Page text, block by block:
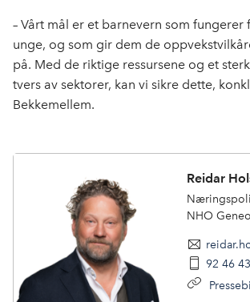
– Vårt mål er et barnevern som
unge, og som gir dem de
på. Med de riktige ressursene og et
tvers av sektorer, kan vi sikre dette,
Bekkemellem.
Reidar
NHO Geneo
92 46